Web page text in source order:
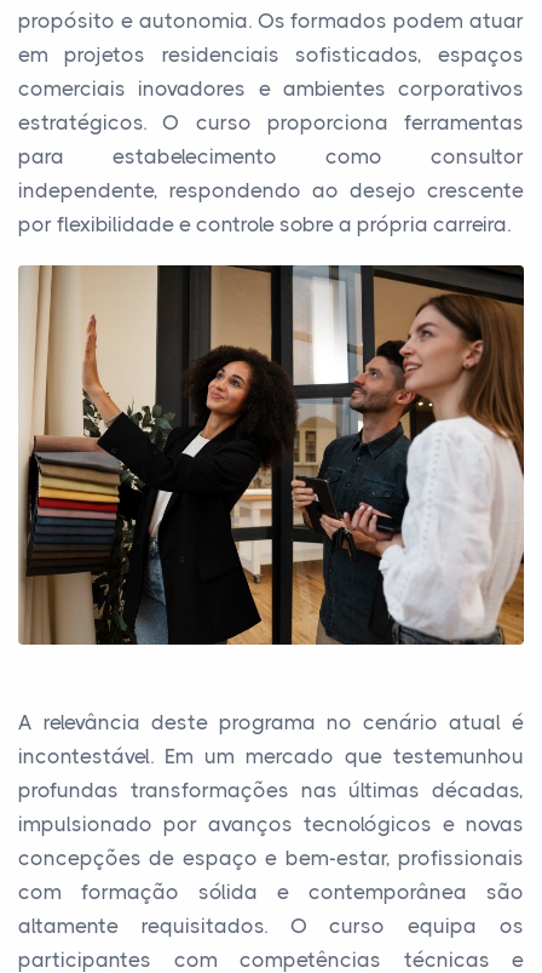
propósito e autonomia. Os formados podem atuar
em projetos residenciais sofisticados, espaços
comerciais inovadores e ambientes corporativos
estratégicos. O curso proporciona ferramentas
para estabelecimento como consultor
independente, respondendo ao desejo crescente
por flexibilidade e controle sobre a própria carreira.
A relevância deste programa no cenário atual é
incontestável. Em um mercado que testemunhou
profundas transformações nas últimas décadas,
impulsionado por avanços tecnológicos e novas
concepções de espaço e bem-estar, profissionais
com formação sólida e contemporânea são
altamente requisitados. O curso equipa os
participantes com competências técnicas e